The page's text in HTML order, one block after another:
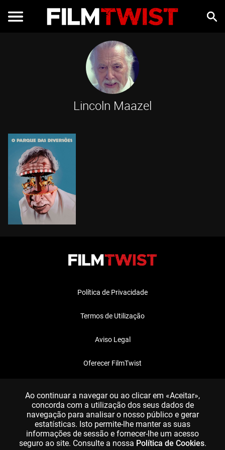
Lincoln Maazel
Política de Privacidade
Termos de Utilização
Aviso Legal
Oferecer FilmTwist
Ao continuar a navegar ou ao clicar em «Aceitar»,
concorda com a utilização dos seus dados de
navegação para analisar o nosso público e gerar
estatísticas. Isto permite-lhe manter as suas
informações de sessão e fornecer-lhe um acesso
seguro ao site. Consulte a nossa Política de Cookies.